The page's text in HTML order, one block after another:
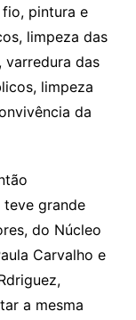
pintura e
limpeza das
varredura das
limpeza
da
grande
do Núcleo
Carvalho e
a mesma